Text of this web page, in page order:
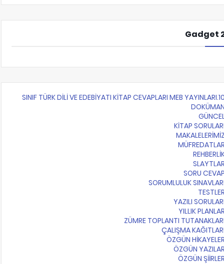
Gadget
10.SINIF TÜRK DİLİ VE EDEBİYATI KİTAP
KİTAP
SORU
SORUMLULUK
YAZILI
YILLIK
ZÜMRE TOPLANTI
ÇALIŞMA
ÖZGÜN
ÖZGÜN
ÖZGÜN